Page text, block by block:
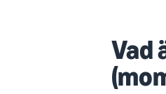
Vad